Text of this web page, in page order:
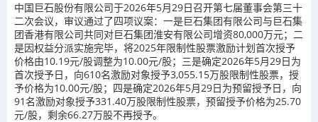
中国巨石股份有限公司于2026年5月29日召开第七届董事会第三十
二次会议，审议通过了四项议案：一是巨石集团有限公司与巨石集
团香港有限公司共同对巨石集团淮安有限公司增资80,000万元；二
是因权益分派实施完毕，将2025年限制性股票激励计划首次授予
价格由10.19元/股调整为10.00元/股；三是确定2026年5月29日为
首次授予日，向610名激励对象授予3,055.15万股限制性股票，授
予价格为10.00元/股；四是确定2026年5月29日为预留授予日，向
91名激励对象授予331.40万股限制性股票，预留授予价格为25.70
元/股，剩余66.27万股不再授予。